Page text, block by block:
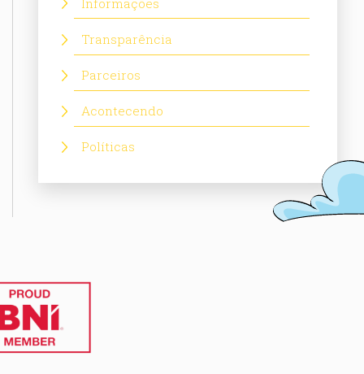
Transparência
Parceiros
Acontecendo
Políticas